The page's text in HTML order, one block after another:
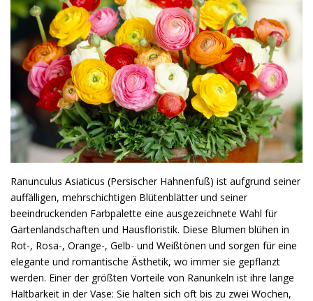
Ranunculus Asiaticus (Persischer Hahnenfuß) ist aufgrund seiner
auffälligen, mehrschichtigen Blütenblätter und seiner
beeindruckenden Farbpalette eine ausgezeichnete Wahl für
Gartenlandschaften und Hausfloristik. Diese Blumen blühen in
Rot-, Rosa-, Orange-, Gelb- und Weißtönen und sorgen für eine
elegante und romantische Ästhetik, wo immer sie gepflanzt
werden. Einer der größten Vorteile von Ranunkeln ist ihre lange
Haltbarkeit in der Vase: Sie halten sich oft bis zu zwei Wochen,